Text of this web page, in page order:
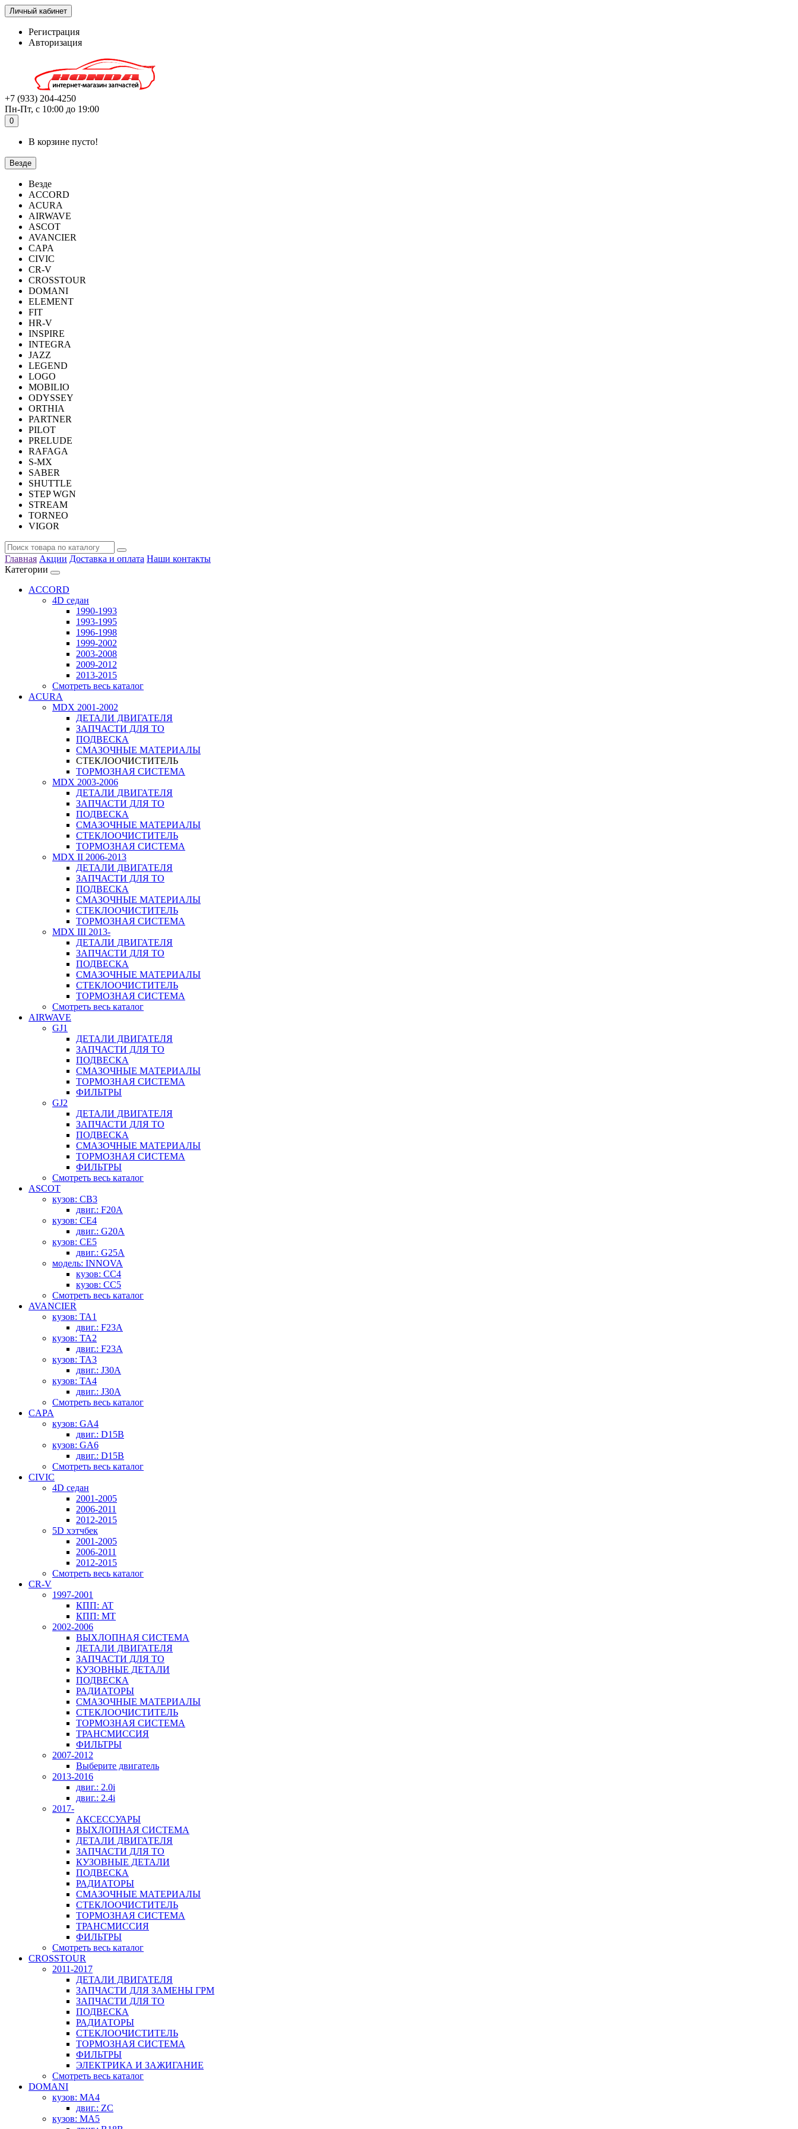
Личный кабинет
Регистрация
Авторизация
+7 (933) 204-4250
Пн-Пт, с 10:00 до 19:00
0
В корзине пусто!
Везде
Везде
ACCORD
ACURA
AIRWAVE
ASCOT
AVANCIER
CAPA
CIVIC
CR-V
CROSSTOUR
DOMANI
ELEMENT
FIT
HR-V
INSPIRE
INTEGRA
JAZZ
LEGEND
LOGO
MOBILIO
ODYSSEY
ORTHIA
PARTNER
PILOT
PRELUDE
RAFAGA
S-MX
SABER
SHUTTLE
STEP WGN
STREAM
TORNEO
VIGOR
Главная Акции Доставка и оплата Наши контакты
Категории
ACCORD
4D седан
1990-1993
1993-1995
1996-1998
1999-2002
2003-2008
2009-2012
2013-2015
Смотреть весь каталог
ACURA
MDX 2001-2002
ДЕТАЛИ ДВИГАТЕЛЯ
ЗАПЧАСТИ ДЛЯ ТО
ПОДВЕСКА
СМАЗОЧНЫЕ МАТЕРИАЛЫ
СТЕКЛООЧИСТИТЕЛЬ
ТОРМОЗНАЯ СИСТЕМА
MDX 2003-2006
ДЕТАЛИ ДВИГАТЕЛЯ
ЗАПЧАСТИ ДЛЯ ТО
ПОДВЕСКА
СМАЗОЧНЫЕ МАТЕРИАЛЫ
СТЕКЛООЧИСТИТЕЛЬ
ТОРМОЗНАЯ СИСТЕМА
MDX II 2006-2013
ДЕТАЛИ ДВИГАТЕЛЯ
ЗАПЧАСТИ ДЛЯ ТО
ПОДВЕСКА
СМАЗОЧНЫЕ МАТЕРИАЛЫ
СТЕКЛООЧИСТИТЕЛЬ
ТОРМОЗНАЯ СИСТЕМА
MDX III 2013-
ДЕТАЛИ ДВИГАТЕЛЯ
ЗАПЧАСТИ ДЛЯ ТО
ПОДВЕСКА
СМАЗОЧНЫЕ МАТЕРИАЛЫ
СТЕКЛООЧИСТИТЕЛЬ
ТОРМОЗНАЯ СИСТЕМА
Смотреть весь каталог
AIRWAVE
GJ1
ДЕТАЛИ ДВИГАТЕЛЯ
ЗАПЧАСТИ ДЛЯ ТО
ПОДВЕСКА
СМАЗОЧНЫЕ МАТЕРИАЛЫ
ТОРМОЗНАЯ СИСТЕМА
ФИЛЬТРЫ
GJ2
ДЕТАЛИ ДВИГАТЕЛЯ
ЗАПЧАСТИ ДЛЯ ТО
ПОДВЕСКА
СМАЗОЧНЫЕ МАТЕРИАЛЫ
ТОРМОЗНАЯ СИСТЕМА
ФИЛЬТРЫ
Смотреть весь каталог
ASCOT
кузов: CB3
двиг.: F20A
кузов: CE4
двиг.: G20A
кузов: CE5
двиг.: G25A
модель: INNOVA
кузов: CC4
кузов: CC5
Смотреть весь каталог
AVANCIER
кузов: TA1
двиг.: F23A
кузов: TA2
двиг.: F23A
кузов: TA3
двиг.: J30A
кузов: TA4
двиг.: J30A
Смотреть весь каталог
CAPA
кузов: GA4
двиг.: D15B
кузов: GA6
двиг.: D15B
Смотреть весь каталог
CIVIC
4D седан
2001-2005
2006-2011
2012-2015
5D хэтчбек
2001-2005
2006-2011
2012-2015
Смотреть весь каталог
CR-V
1997-2001
КПП: AT
КПП: MT
2002-2006
ВЫХЛОПНАЯ СИСТЕМА
ДЕТАЛИ ДВИГАТЕЛЯ
ЗАПЧАСТИ ДЛЯ ТО
КУЗОВНЫЕ ДЕТАЛИ
ПОДВЕСКА
РАДИАТОРЫ
СМАЗОЧНЫЕ МАТЕРИАЛЫ
СТЕКЛООЧИСТИТЕЛЬ
ТОРМОЗНАЯ СИСТЕМА
ТРАНСМИССИЯ
ФИЛЬТРЫ
2007-2012
Выберите двигатель
2013-2016
двиг.: 2.0i
двиг.: 2.4i
2017-
АКСЕССУАРЫ
ВЫХЛОПНАЯ СИСТЕМА
ДЕТАЛИ ДВИГАТЕЛЯ
ЗАПЧАСТИ ДЛЯ ТО
КУЗОВНЫЕ ДЕТАЛИ
ПОДВЕСКА
РАДИАТОРЫ
СМАЗОЧНЫЕ МАТЕРИАЛЫ
СТЕКЛООЧИСТИТЕЛЬ
ТОРМОЗНАЯ СИСТЕМА
ТРАНСМИССИЯ
ФИЛЬТРЫ
Смотреть весь каталог
CROSSTOUR
2011-2017
ДЕТАЛИ ДВИГАТЕЛЯ
ЗАПЧАСТИ ДЛЯ ЗАМЕНЫ ГРМ
ЗАПЧАСТИ ДЛЯ ТО
ПОДВЕСКА
РАДИАТОРЫ
СТЕКЛООЧИСТИТЕЛЬ
ТОРМОЗНАЯ СИСТЕМА
ФИЛЬТРЫ
ЭЛЕКТРИКА И ЗАЖИГАНИЕ
Смотреть весь каталог
DOMANI
кузов: MA4
двиг.: ZC
кузов: MA5